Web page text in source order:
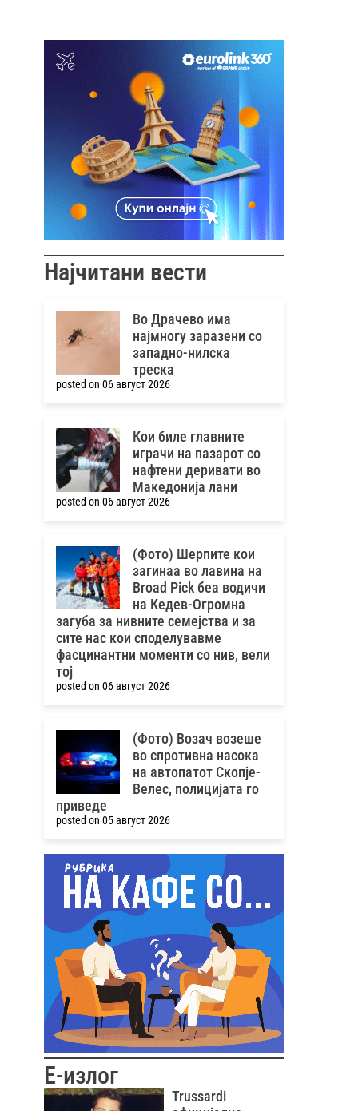
Најчитани вести
Во Драчево има
најмногу заразени со
западно-нилска
треска
posted on 06 август 2026
Кои биле главните
играчи на пазарот со
нафтени деривати во
Македонија лани
posted on 06 август 2026
(Фото) Шерпите кои
загинаа во лавина на
Broad Pick беа водичи
на Кедев-Oгромна
загуба за нивните семејства и за
сите нас кои споделувавме
фасцинантни моменти со нив, вели
тој
posted on 06 август 2026
(Фото) Возач возеше
во спротивна насока
на автопатот Скопје-
Велес, полицијата го
приведе
posted on 05 август 2026
Е-излог
Trussardi